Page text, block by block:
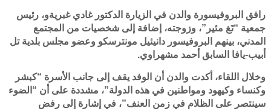
رافق البروفيسورة والدن في الزيارة الدكتور غادي غبريةو، رئيس
جمعية “تَغ مئير”، وزوجته، إضافة إلى شخصيات من المجتمع
المدني، بينهم البروفيسور دانيئيل مونترسكو وعضو مجلس بلدية تل
أبيب-يافا السابق أحمد مشهراوي.
وخلال اللقاء، أكدت والدن أن الوفد يقف إلى جانب الأسرة “كبشر
وكنساء وكيهود ومواطنين في هذه الدولة”، مشددة على أن “الضوء
سينتصر على الظلام في زمن العنف”، في إشارة إلى رفض